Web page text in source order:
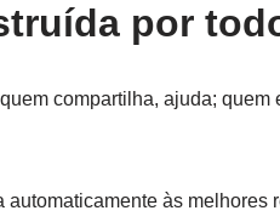
por
compartilha, ajuda;
às